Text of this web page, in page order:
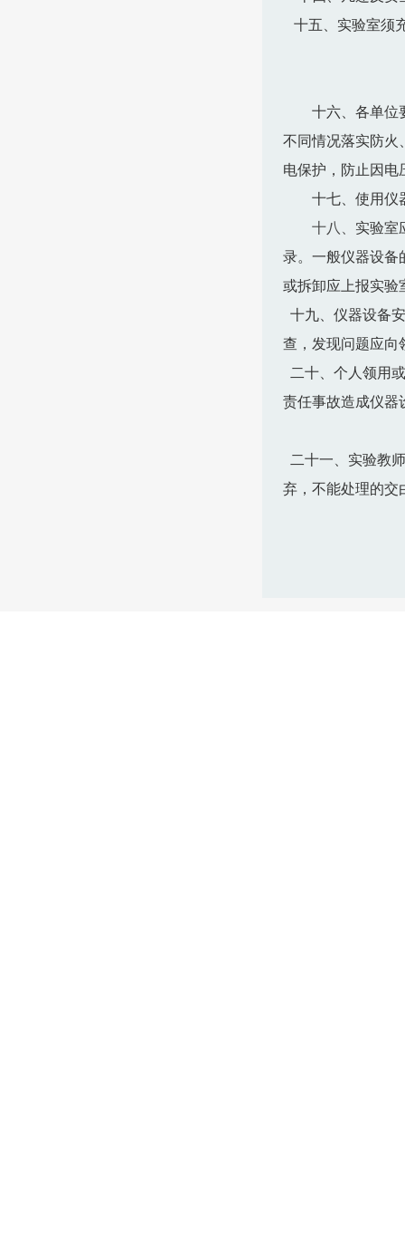
十五、实验室须
十六、各单位
不同情况落实防火
电保护，防止因电
十七、使用仪
十八、 实验室
录。一般仪器设备
或拆卸应上报实验
十九、仪器设备
查，发现问题应向
二十、个人领用
责任事故造成仪器
二十一、实验教
弃，不能处理的交